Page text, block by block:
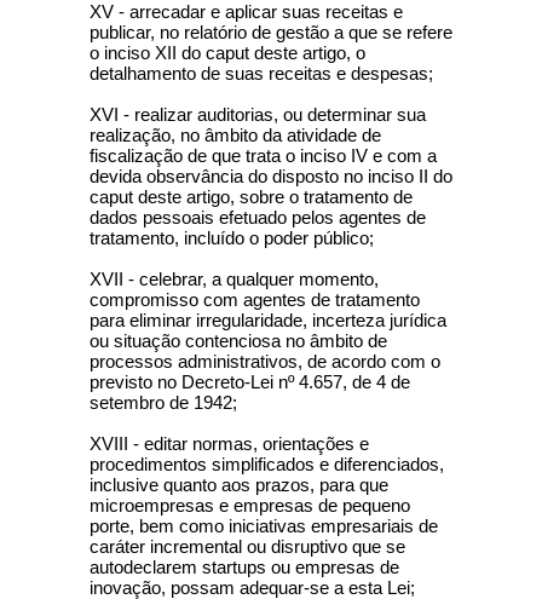
XV - arrecadar e aplicar suas receitas e
publicar, no relatório de gestão a que se refere
o inciso XII do caput deste artigo, o
detalhamento de suas receitas e despesas;
XVI - realizar auditorias, ou determinar sua
realização, no âmbito da atividade de
fiscalização de que trata o inciso IV e com a
devida observância do disposto no inciso II do
caput deste artigo, sobre o tratamento de
dados pessoais efetuado pelos agentes de
tratamento, incluído o poder público;
XVII - celebrar, a qualquer momento,
compromisso com agentes de tratamento
para eliminar irregularidade, incerteza jurídica
ou situação contenciosa no âmbito de
processos administrativos, de acordo com o
previsto no Decreto-Lei nº 4.657, de 4 de
setembro de 1942;
XVIII - editar normas, orientações e
procedimentos simplificados e diferenciados,
inclusive quanto aos prazos, para que
microempresas e empresas de pequeno
porte, bem como iniciativas empresariais de
caráter incremental ou disruptivo que se
autodeclarem startups ou empresas de
inovação, possam adequar-se a esta Lei;